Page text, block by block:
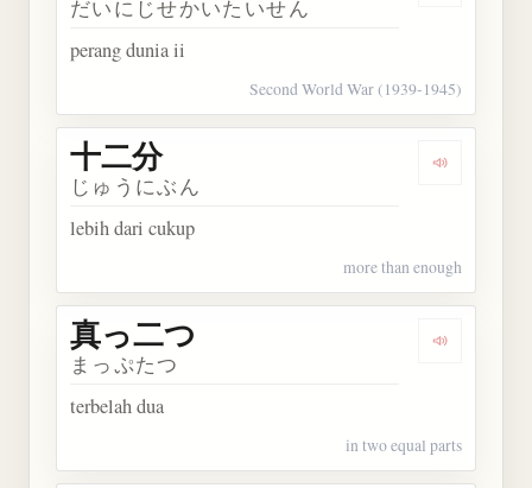
だいにじせかいたいせん
perang dunia ii
Second World War (1939-1945)
Dengarkan
十二分
じゅうにぶん
lebih dari cukup
more than enough
Dengarkan
真っ二つ
まっぷたつ
terbelah dua
in two equal parts